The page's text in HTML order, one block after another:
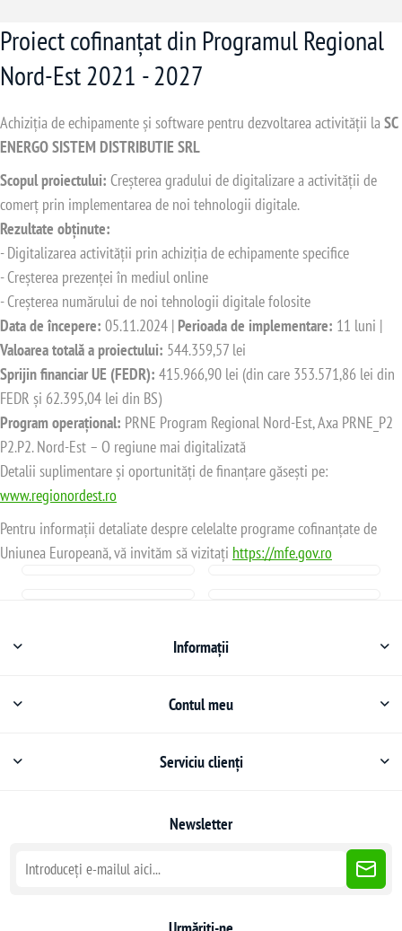
Proiect cofinanțat din Programul Regional
Nord-Est 2021 - 2027
Achiziția de echipamente și software pentru dezvoltarea activității la SC
ENERGO SISTEM DISTRIBUTIE SRL
Scopul proiectului: Creșterea gradului de digitalizare a activității de
comerț prin implementarea de noi tehnologii digitale.
Rezultate obținute:
- Digitalizarea activității prin achiziția de echipamente specifice
- Creșterea prezenței în mediul online
- Creșterea numărului de noi tehnologii digitale folosite
Data de începere: 05.11.2024 | Perioada de implementare: 11 luni |
Valoarea totală a proiectului: 544.359,57 lei
Sprijin financiar UE (FEDR): 415.966,90 lei (din care 353.571,86 lei din
FEDR și 62.395,04 lei din BS)
Program operațional: PRNE Program Regional Nord-Est, Axa PRNE_P2
P2.P2. Nord-Est – O regiune mai digitalizată
Detalii suplimentare și oportunități de finanțare găsești pe:
www.regionordest.ro
Pentru informații detaliate despre celelalte programe cofinanțate de
Uniunea Europeană, vă invităm să vizitați https://mfe.gov.ro
Informații
Contul meu
Serviciu clienți
Newsletter